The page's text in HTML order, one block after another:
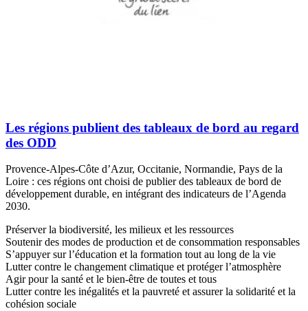
Les régions publient des tableaux de bord au regard
des ODD
Provence-Alpes-Côte d’Azur, Occitanie, Normandie, Pays de la
Loire : ces régions ont choisi de publier des tableaux de bord de
développement durable, en intégrant des indicateurs de l’Agenda
2030.
Préserver la biodiversité, les milieux et les ressources
Soutenir des modes de production et de consommation responsables
S’appuyer sur l’éducation et la formation tout au long de la vie
Lutter contre le changement climatique et protéger l’atmosphère
Agir pour la santé et le bien-être de toutes et tous
Lutter contre les inégalités et la pauvreté et assurer la solidarité et la
cohésion sociale